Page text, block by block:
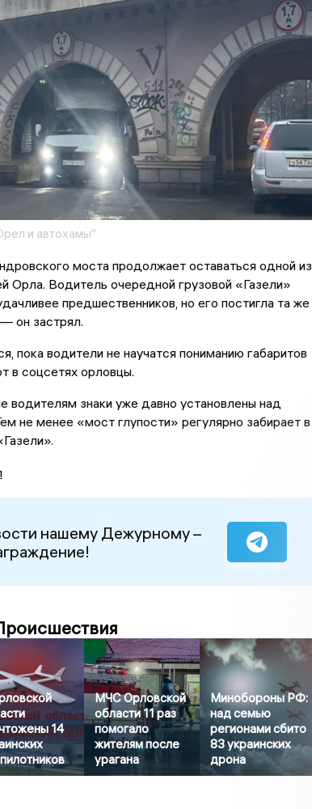
и автохамы"
моста продолжает оставаться одной из
Орла. Водитель очередной грузовой «Газели»
предшественников, но его постигла та же
он застрял.
пока водители не научатся пониманию габаритов
в соцсетях орловцы.
знаки уже давно установлены над
не менее «мост глупости» регулярно забирает в
нашему Дежурному –
14
МЧС Орловской
области 11 раз
помогало
жителям после
урагана
Минобороны РФ:
над семью
регионами сбито
83 украинских
дрона